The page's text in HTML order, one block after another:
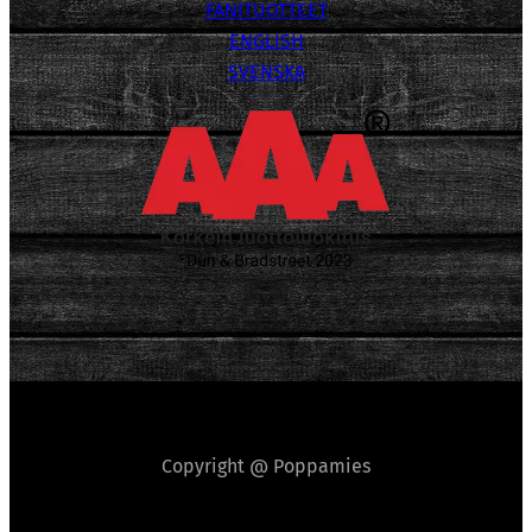
FANITUOTTEET
ENGLISH
SVENSKA
Copyright @ Poppamies